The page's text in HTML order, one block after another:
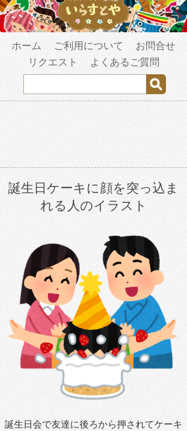
ホーム ご利用について
お問合せ
リクエスト
よくあるご質問
誕生日ケーキに顔を突っ込ま
れる人のイラスト
誕生日会で友達に後ろから押されてケーキ